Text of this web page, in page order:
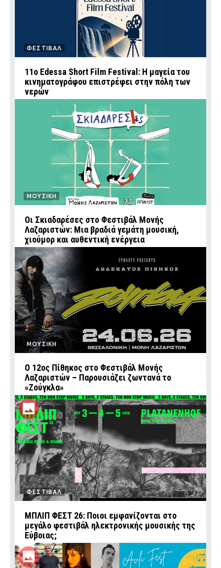
ΦΕΣΤΙΒΑΛ
11ο Edessa Short Film Festival: Η μαγεία του
κινηματογράφου επιστρέφει στην πόλη των
νερών
ΜΟΥΣΙΚΗ
Οι Σκιαδαρέσες στο Φεστιβάλ Μονής
Λαζαριστών: Μια βραδιά γεμάτη μουσική,
χιούμορ και αυθεντική ενέργεια
ΜΟΥΣΙΚΗ
Ο 12ος Πίθηκος στο Φεστιβάλ Μονής
Λαζαριστών – Παρουσιάζει ζωντανά το
«Ζούγκλα»
ΦΕΣΤΙΒΑΛ
ΜΠΛΙΠ ΦΕΣΤ 26: Ποιοι εμφανίζονται στο
μεγάλο φεστιβάλ ηλεκτρονικής μουσικής της
Εύβοιας;